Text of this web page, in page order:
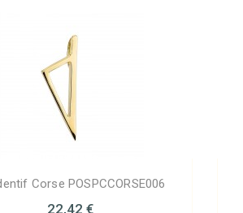
Corse POSPCCORSE006
22,42 €